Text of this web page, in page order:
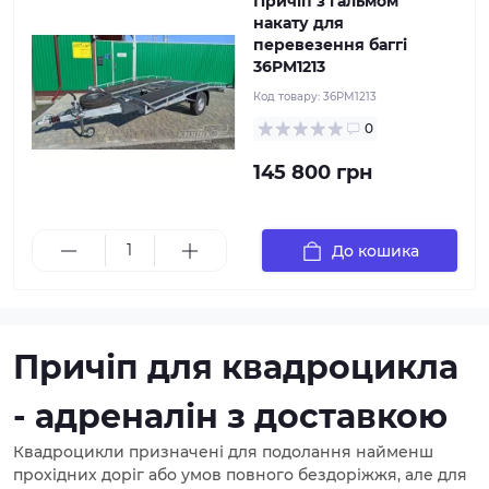
накату для
перевезення баггі
36PM1213
Код товару: 36PM1213
0
145 800 грн
До кошика
Причіп для квадроцикла
- адреналін з доставкою
Квадроцикли призначені для подолання найменш
прохідних доріг або умов повного бездоріжжя, але для